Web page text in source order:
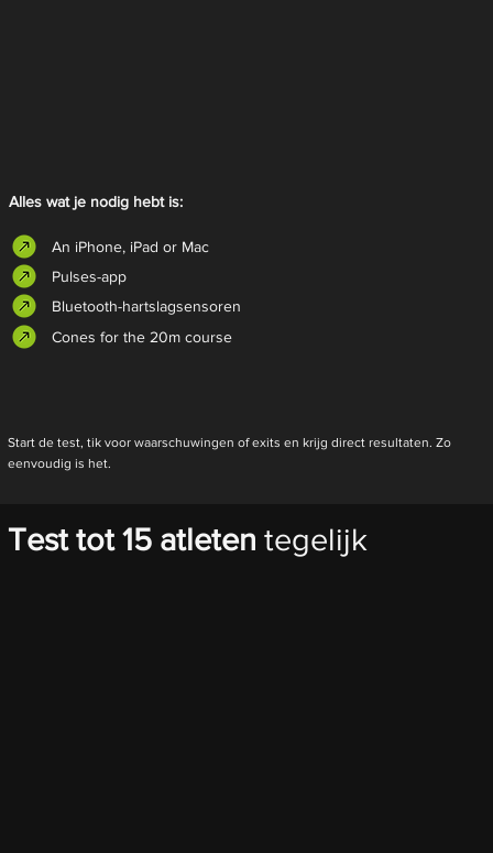
Alles wat je nodig hebt is:
An iPhone, iPad or Mac
Pulses-app
Bluetooth-hartslagsensoren
Cones for the 20m course
Start de test, tik voor waarschuwingen of exits en krijg direct resultaten. Zo
eenvoudig is het.
Test tot 15 atleten tegelijk